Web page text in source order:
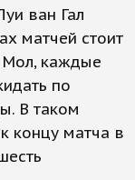
ван Гал
матчей стоит
Мол, каждые
по
В таком
концу матча в